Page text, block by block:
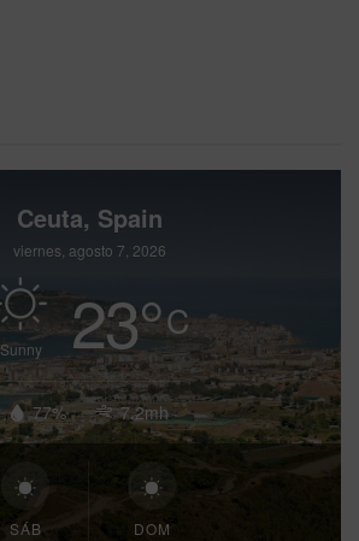
Ceuta, Spain
viernes, agosto 7, 2026
Sunny 23°C
77% 7.2mh
SÁB DOM